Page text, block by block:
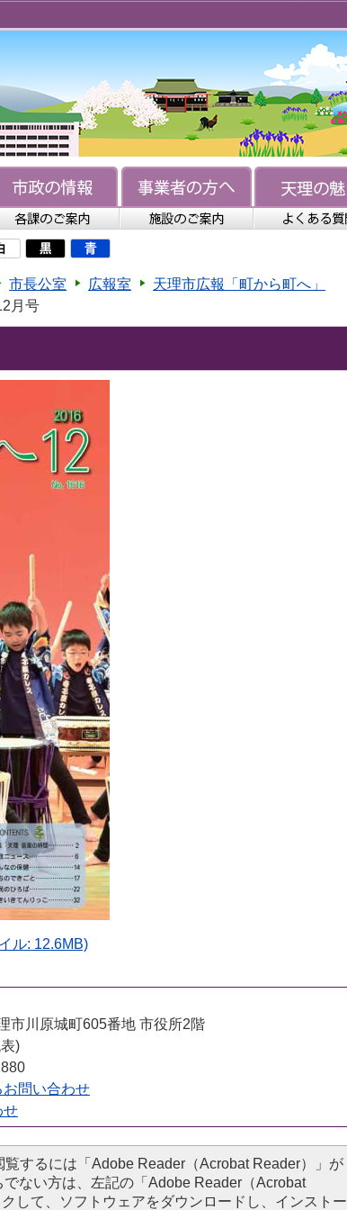
市長公室 広報室
天理市広報「町から町へ」
月号
ル: 12.6MB)
市川原城町605番地 市役所2階
)
お問い合わせ
せ
覧するには「Adobe Reader（Acrobat Reader）」が
でない方は、左記の「Adobe Reader（Acrobat
して、ソフトウェアをダウンロードし、インストー